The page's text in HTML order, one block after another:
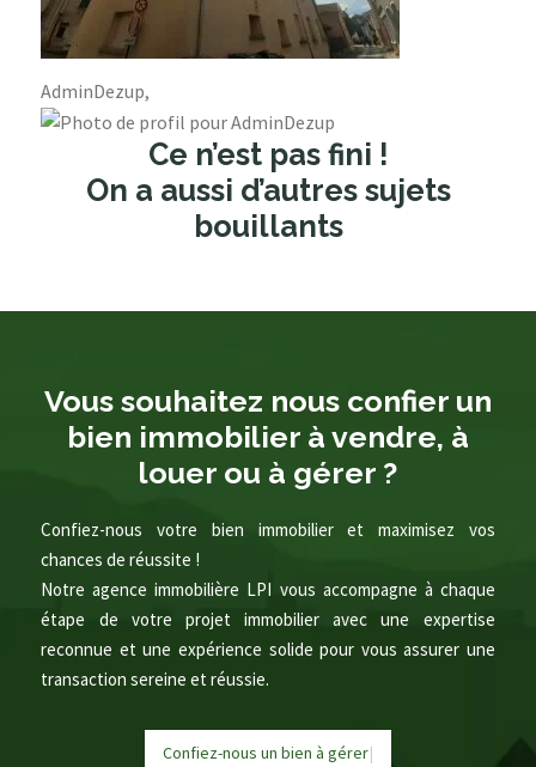
AdminDezup,
Ce n’est pas fini !
On a aussi d’autres sujets
bouillants
Vous souhaitez nous confier un
bien immobilier à vendre, à
louer ou à gérer ?
Confiez-nous votre bien immobilier et maximisez vos
chances de réussite !
Notre agence immobilière LPI vous accompagne à chaque
étape de votre projet immobilier avec une expertise
reconnue et une expérience solide pour vous assurer une
transaction sereine et réussie.
Confiez-nous un bien àgére|